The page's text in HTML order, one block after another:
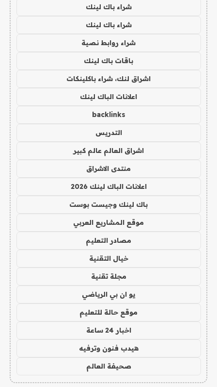
شراء باك لينك
شراء باك لينك
شراء روابط نصية
باقات باك لينك
اشراق لنك، شراء باكلينكات
اعلانات الباك لينك
backlinks
التدريس
اشراق العالم عالم كبير
منتدى الاشراق
اعلانات الباك لينك 2026
باك لينك وجيست بوست
موقع المشاريع العربي
مصادر التعليم
خيال التقنية
مجلة تقنية
يو ان بي الرياضي
موقع حالة للتعليم
اخبار 24 ساعة
هيدب فنون وترفيه
صحيفة العالم